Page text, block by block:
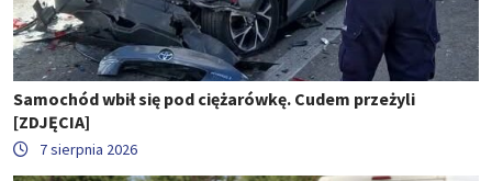
Samochód wbił się pod ciężarówkę. Cudem przeżyli
[ZDJĘCIA]
7 sierpnia 2026